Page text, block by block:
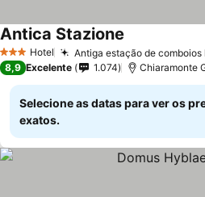
3 EstrelasHotel Antiga estação de comboios
Antica Stazione
8,9 Excelente 1.074 Chiaramonte
Selecione as datas para ver os
exatos.